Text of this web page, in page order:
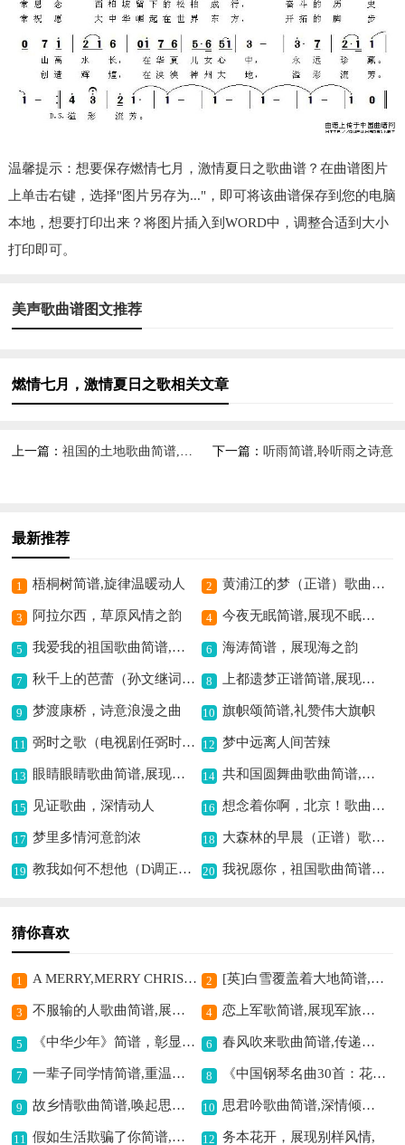
温馨提示：想要保存燃情七月，激情夏日之歌曲谱？在曲谱图片
上单击右键，选择"图片另存为..."，即可将该曲谱保存到您的电脑
本地，想要打印出来？将图片插入到WORD中，调整合适到大小
打印即可。
美声歌曲谱图文推荐
燃情七月，激情夏日之歌相关文章
上一篇：祖国的土地歌曲简谱,颂赞大地之深情 下一篇： 听雨简谱,聆听雨之诗意
最新推荐
1 梧桐树简谱,旋律温暖动人 2 黄浦江的梦（正谱）歌曲简谱,展现浦江之梦情
3 阿拉尔西，草原风情之韵 4 今夜无眠简谱,展现不眠之美
5 我爱我的祖国歌曲简谱,爱国情怀满溢 6 海涛简谱，展现海之韵
7 秋千上的芭蕾（孙文继词 范景治曲）歌曲简谱,展现梦幻芭蕾意境 8 上都遗梦正谱简谱,展现古都遗韵
9 梦渡康桥，诗意浪漫之曲 10 旗帜颂简谱,礼赞伟大旗帜
11 弼时之歌（电视剧任弼时主题歌）歌曲简谱,缅怀伟人经典旋律 12 梦中远离人间苦辣
13 眼睛眼睛歌曲简谱,展现牧歌意境 14 共和国圆舞曲歌曲简谱,展现和谐美好意境
15 见证歌曲，深情动人 16 想念着你啊，北京！歌曲简谱,抒发对京的思念
17 梦里多情河意韵浓 18 大森林的早晨（正谱）歌曲简谱,展现森林晨之美
19 教我如何不想他（D调正谱、二声部）歌曲简谱,深情表达相思意 20 我祝愿你，祖国歌曲简谱,传递爱国深情
猜你喜欢
1 A MERRY,MERRY CHRISTMAS TO YOU歌曲简谱,欢快圣诞祝福曲 2 [英]白雪覆盖着大地简谱,展现别样冬日意境
3 不服输的人歌曲简谱,展现奋斗精神 4 恋上军歌简谱,展现军旅深情
5 《中华少年》简谱，彰显爱国情, 6 春风吹来歌曲简谱,传递温暖意境
7 一辈子同学情简谱,重温同窗情谊 8 《中国钢琴名曲30首：花鼓》钢琴谱,展现独特民族风情
9 故乡情歌曲简谱,唤起思乡情怀 10 思君吟歌曲简谱,深情倾诉相思情
11 假如生活欺骗了你简谱,传递乐观希望情 12 务本花开，展现别样风情,